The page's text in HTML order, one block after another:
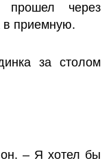
через
в приемную.
за столом
– Я хотел бы